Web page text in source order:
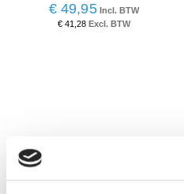
€ 49,95
€ 41,28
VERGELIJKBARE